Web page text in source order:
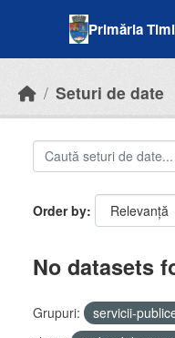
Primăria
Seturi de date
Order by
No datasets
Grupuri: servicii-